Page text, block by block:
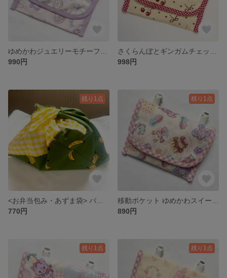
990円
998円
残り1点
770円
残り1点
890円
残り1点 残り1点